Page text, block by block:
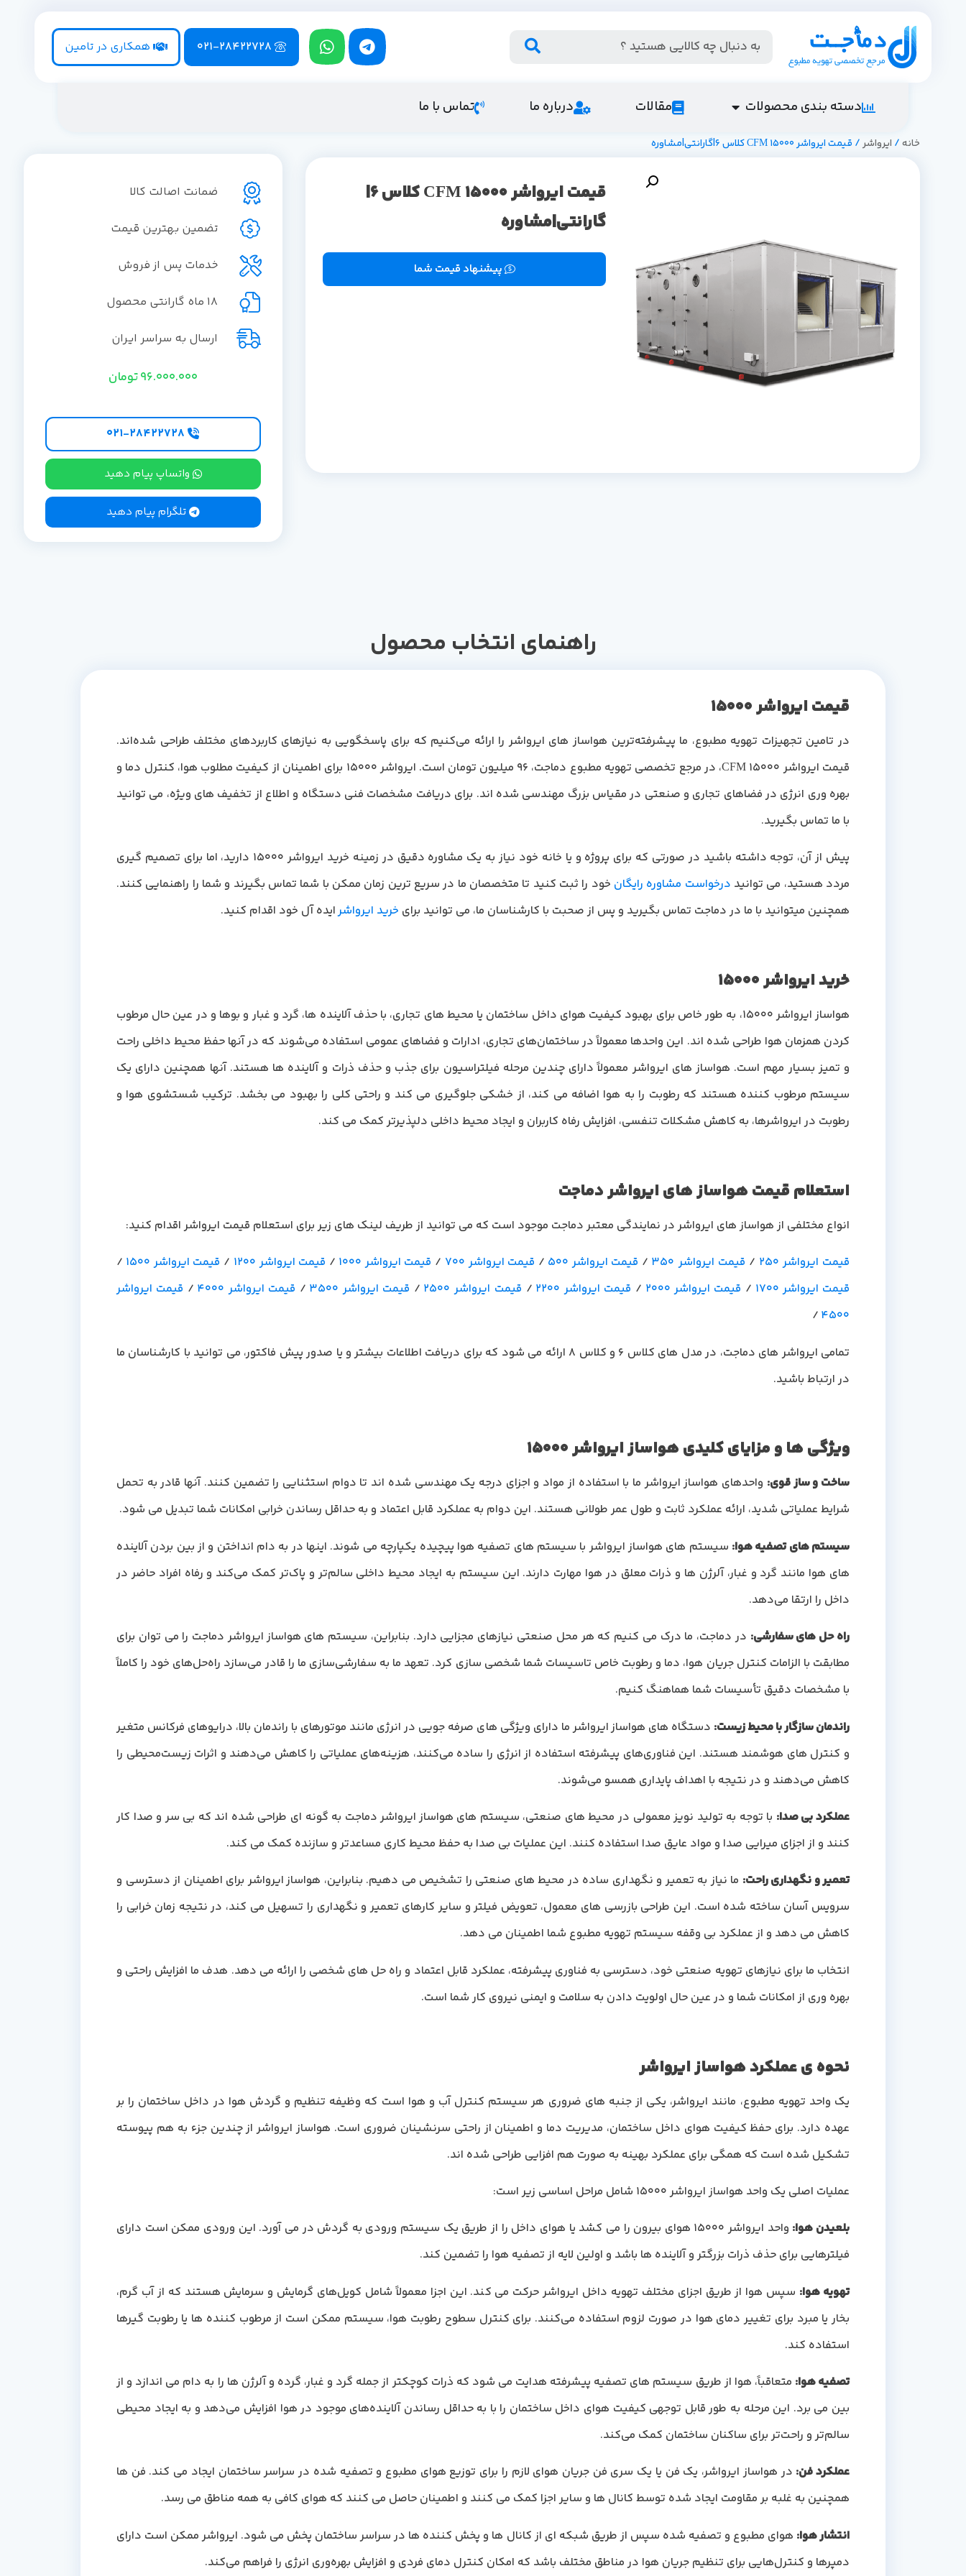
021-28422728 همکاری در تامین
دسته بندی محصولات مقالات درباره ما تماس با ما
خانه/ ایرواشر/ قیمت ایرواشر 15000 CFM کلاس 6|گارانتی|مشاوره
قیمت ایرواشر 15000 CFM کلاس 6|
گارانتی|مشاوره
پیشنهاد قیمت شما
ضمانت اصالت کالا
تضمین بهترین قیمت
خدمات پس از فروش
18 ماه گارانتی محصول
ارسال به سراسر ایران
96.000.000تومان
۰۲۱-۲۸۴۲۲۷28
واتساپ پیام دهید
تلگرام پیام دهید
راهنمای انتخاب محصول
قیمت ایرواشر 15000
در تامین تجهیزات تهویه مطبوع، ما پیشرفته‌ترین هواساز های ایرواشر را ارائه می‌کنیم که برای پاسخگویی به نیازهای کاربردهای مختلف طراحی شده‌اند.
قیمت ایرواشر 15000 CFM، در مرجع تخصصی تهویه مطبوع دماجت، 96 میلیون تومان است. ایرواشر 15000 برای اطمینان از کیفیت مطلوب هوا، کنترل دما و
بهره وری انرژی در فضاهای تجاری و صنعتی در مقیاس بزرگ مهندسی شده اند. برای دریافت مشخصات فنی دستگاه و اطلاع از تخفیف های ویژه، می توانید
با ما تماس بگیرید.
پیش از آن، توجه داشته باشید در صورتی که برای پروژه و یا خانه خود نیاز به یک مشاوره دقیق در زمینه خرید ایرواشر 15000 دارید، اما برای تصمیم گیری
مردد هستید، می توانید درخواست مشاوره رایگان خود را ثبت کنید تا متخصصان ما در سریع ترین زمان ممکن با شما تماس بگیرند و شما را راهنمایی کنند.
همچنین میتوانید با ما در دماجت تماس بگیرید و پس از صحبت با کارشناسان ما، می توانید برای خرید ایرواشرایده آل خود اقدام کنید.
خرید ایرواشر 15000
هواساز ایرواشر 15000، به طور خاص برای بهبود کیفیت هوای داخل ساختمان یا محیط های تجاری، با حذف آلاینده ها، گرد و غبار و بوها و در عین حال مرطوب
کردن همزمان هوا طراحی شده اند. این واحدها معمولاً در ساختمان‌های تجاری، ادارات و فضاهای عمومی استفاده می‌شوند که در آنها حفظ محیط داخلی راحت
و تمیز بسیار مهم است. هواساز های ایرواشر معمولاً دارای چندین مرحله فیلتراسیون برای جذب و حذف ذرات و آلاینده ها هستند. آنها همچنین دارای یک
سیستم مرطوب کننده هستند که رطوبت را به هوا اضافه می کند، از خشکی جلوگیری می کند و راحتی کلی را بهبود می بخشد. ترکیب شستشوی هوا و
رطوبت در ایرواشرها، به کاهش مشکلات تنفسی، افزایش رفاه کاربران و ایجاد محیط داخلی دلپذیرتر کمک می کند.
استعلام قیمت هواساز های ایرواشر دماجت
انواع مختلفی از هواساز های ایرواشر در نمایندگی معتبر دماجت موجود است که می توانید از طریف لینک های زیر برای استعلام قیمت ایرواشر اقدام کنید:
قیمت ایرواشر 250 / قیمت ایرواشر 350 / قیمت ایرواشر 500 / قیمت ایرواشر 700 / قیمت ایرواشر 1000 / قیمت ایرواشر 1200 / قیمت ایرواشر 1500
/
قیمت ایرواشر 1700
/ قیمت ایرواشر 2000 / قیمت ایرواشر 2200 / قیمت ایرواشر 2500 / قیمت ایرواشر 3500 / قیمت ایرواشر 4000 / قیمت ایرواشر
4500
/
تمامی ایرواشر های دماجت، در مدل های کلاس 6 و کلاس 8 ارائه می شود که برای دریافت اطلاعات بیشتر و یا صدور پیش فاکتور، می توانید با کارشناسان ما
در ارتباط باشید.
ویژگی ها و مزایای کلیدی هواساز ایرواشر 15000
ساخت و ساز قوی: واحدهای هواساز ایرواشر ما با استفاده از مواد و اجزای درجه یک مهندسی شده اند تا دوام استثنایی را تضمین کنند. آنها قادر به تحمل
شرایط عملیاتی شدید، ارائه عملکرد ثابت و طول عمر طولانی هستند. این دوام به عملکرد قابل اعتماد و به حداقل رساندن خرابی امکانات شما تبدیل می شود.
سیستم های تصفیه هوا: سیستم های هواساز ایرواشر با سیستم های تصفیه هوا پیچیده یکپارچه می شوند. اینها در به دام انداختن و از بین بردن آلاینده
های هوا مانند گرد و غبار، آلرژن ها و ذرات معلق در هوا مهارت دارند. این سیستم به ایجاد محیط داخلی سالم‌تر و پاک‌تر کمک می‌کند و رفاه افراد حاضر در
داخل را ارتقا می‌دهد.
راه حل های سفارشی: در دماجت، ما درک می کنیم که هر محل صنعتی نیازهای مجزایی دارد. بنابراین، سیستم های هواساز ایرواشر دماجت را می توان برای
مطابقت با الزامات کنترل جریان هوا، دما و رطوبت خاص تاسیسات شما شخصی سازی کرد. تعهد ما به سفارشی‌سازی ما را قادر می‌سازد راه‌حل‌های خود را کاملاً
با مشخصات دقیق تأسیسات شما هماهنگ کنیم.
راندمان سازگار با محیط زیست: دستگاه های هواساز ایرواشر ما دارای ویژگی های صرفه جویی در انرژی مانند موتورهای با راندمان بالا، درایوهای فرکانس متغیر
و کنترل های هوشمند هستند. این فناوری‌های پیشرفته استفاده از انرژی را ساده می‌کنند، هزینه‌های عملیاتی را کاهش می‌دهند و اثرات زیست‌محیطی را
کاهش می‌دهند و در نتیجه با اهداف پایداری همسو می‌شوند.
عملکرد بی صدا: با توجه به تولید نویز معمولی در محیط های صنعتی، سیستم های هواساز ایرواشر دماجت به گونه ای طراحی شده اند که بی سر و صدا کار
کنند و از اجزای میرایی صدا و مواد عایق صدا استفاده کنند. این عملیات بی صدا به حفظ محیط کاری مساعدتر و سازنده کمک می کند.
تعمیر و نگهداری راحت: ما نیاز به تعمیر و نگهداری ساده در محیط های صنعتی را تشخیص می دهیم. بنابراین، هواساز ایرواشر برای اطمینان از دسترسی و
سرویس آسان ساخته شده است. این طراحی بازرسی های معمول، تعویض فیلتر و سایر کارهای تعمیر و نگهداری را تسهیل می کند، در نتیجه زمان خرابی را
کاهش می دهد و از عملکرد بی وقفه سیستم تهویه مطبوع شما اطمینان می دهد.
انتخاب ما برای نیازهای تهویه صنعتی خود، دسترسی به فناوری پیشرفته، عملکرد قابل اعتماد و راه حل های شخصی را ارائه می دهد. هدف ما افزایش راحتی و
بهره وری از امکانات شما و در عین حال اولویت دادن به سلامت و ایمنی نیروی کار شما است.
نحوه ی عملکرد هواساز ایرواشر
یک واحد تهویه مطبوع، مانند ایرواشر، یکی از جنبه های ضروری هر سیستم کنترل آب و هوا است که وظیفه تنظیم و گردش هوا در داخل ساختمان را بر
عهده دارد. برای حفظ کیفیت هوای داخل ساختمان، مدیریت دما و اطمینان از راحتی سرنشینان ضروری است. هواساز ایرواشر از چندین جزء به هم پیوسته
تشکیل شده است که همگی برای عملکرد بهینه به صورت هم افزایی طراحی شده اند.
عملیات اصلی یک واحد هواساز ایرواشر 15000 شامل مراحل اساسی زیر است:
بلعیدن هوا:
واحد ایرواشر 15000 هوای بیرون را می کشد یا هوای داخل را از طریق یک سیستم ورودی به گردش در می آورد. این ورودی ممکن است دارای
فیلترهایی برای حذف ذرات بزرگتر و آلاینده ها باشد و اولین لایه از تصفیه هوا را تضمین کند.
تهویه هوا: سپس هوا از طریق اجزای مختلف تهویه داخل ایرواشر حرکت می کند. این اجزا معمولاً شامل کویل‌های گرمایش و سرمایش هستند که از آب گرم،
بخار یا مبرد برای تغییر دمای هوا در صورت لزوم استفاده می‌کنند. برای کنترل سطوح رطوبت هوا، سیستم ممکن است از مرطوب کننده ها یا رطوبت گیرها
استفاده کند.
تصفیه هوا: متعاقباً، هوا از طریق سیستم های تصفیه پیشرفته هدایت می شود که ذرات کوچکتر از جمله گرد و غبار، گرده و آلرژن ها را به دام می اندازد و از
بین می برد. این مرحله به طور قابل توجهی کیفیت هوای داخل ساختمان را با به حداقل رساندن آلاینده‌های موجود در هوا افزایش می‌دهد و به ایجاد محیطی
سالم‌تر و راحت‌تر برای ساکنان ساختمان کمک می‌کند.
عملکرد فن: در هواساز ایرواشر، یک فن یا یک سری فن جریان هوای لازم را برای توزیع هوای مطبوع و تصفیه شده در سراسر ساختمان ایجاد می کند. فن ها
همچنین به غلبه بر مقاومت ایجاد شده توسط کانال ها و سایر اجزا کمک می کنند و اطمینان حاصل می کنند که هوای کافی به همه مناطق می رسد.
انتشار هوا: هوای مطبوع و تصفیه شده سپس از طریق شبکه ای از کانال ها و پخش کننده ها در سراسر ساختمان پخش می شود. ایرواشر ممکن است دارای
دمپرها و کنترل‌هایی برای تنظیم جریان هوا در مناطق مختلف باشد که امکان کنترل دمای فردی و افزایش بهره‌وری انرژی را فراهم می‌کند.